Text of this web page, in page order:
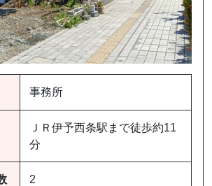
事務所
ＪＲ伊予西条駅まで徒歩約11
分
2